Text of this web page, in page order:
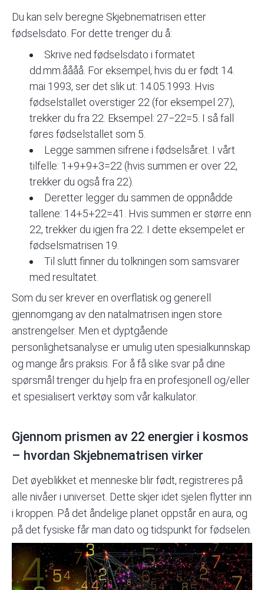
Du kan selv beregne Skjebnematrisen etter
fødselsdato. For dette trenger du å:
Skrive ned fødselsdato i formatet
dd.mm.åååå. For eksempel, hvis du er født 14.
mai 1993, ser det slik ut: 14.05.1993. Hvis
fødselstallet overstiger 22 (for eksempel 27),
trekker du fra 22. Eksempel: 27−22=5. I så fall
føres fødselstallet som 5.
Legge sammen sifrene i fødselsåret. I vårt
tilfelle: 1+9+9+3=22 (hvis summen er over 22,
trekker du også fra 22).
Deretter legger du sammen de oppnådde
tallene: 14+5+22=41. Hvis summen er større enn
22, trekker du igjen fra 22. I dette eksempelet er
fødselsmatrisen 19.
Til slutt finner du tolkningen som samsvarer
med resultatet.
Som du ser krever en overflatisk og generell
gjennomgang av den natalmatrisen ingen store
anstrengelser. Men et dyptgående
personlighetsanalyse er umulig uten spesialkunnskap
og mange års praksis. For å få slike svar på dine
spørsmål trenger du hjelp fra en profesjonell og/eller
et spesialisert verktøy som vår kalkulator.
Gjennom prismen av 22 energier i kosmos
– hvordan Skjebnematrisen virker
Det øyeblikket et menneske blir født, registreres på
alle nivåer i universet. Dette skjer idet sjelen flytter inn
i kroppen. På det åndelige planet oppstår en aura, og
på det fysiske får man dato og tidspunkt for fødselen.